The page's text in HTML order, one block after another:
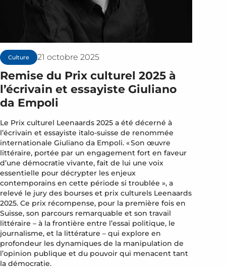
Culture 21 octobre 2025
Remise du Prix culturel 2025 à
l’écrivain et essayiste Giuliano
da Empoli
Le Prix culturel Leenaards 2025 a été décerné à
l’écrivain et essayiste italo-suisse de renommée
internationale Giuliano da Empoli. « Son œuvre
littéraire, portée par un engagement fort en faveur
d’une démocratie vivante, fait de lui une voix
essentielle pour décrypter les enjeux
contemporains en cette période si troublée », a
relevé le jury des bourses et prix culturels Leenaards
2025. Ce prix récompense, pour la première fois en
Suisse, son parcours remarquable et son travail
littéraire – à la frontière entre l’essai politique, le
journalisme, et la littérature – qui explore en
profondeur les dynamiques de la manipulation de
l’opinion publique et du pouvoir qui menacent tant
la démocratie.